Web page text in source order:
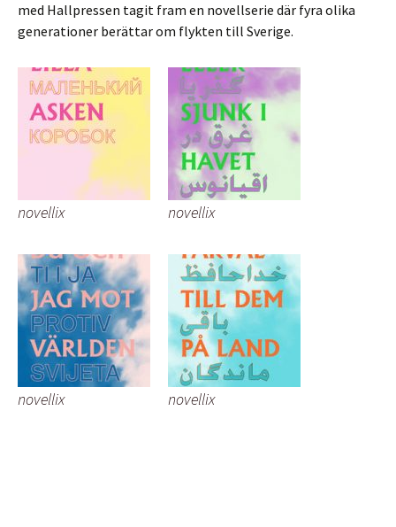
med Hallpressen tagit fram en novellserie där fyra olika
generationer berättar om flykten till Sverige.
novellix novellix
novellix novellix